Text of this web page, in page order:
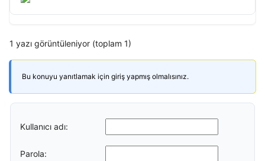
1 yazı görüntüleniyor (toplam 1)
Bu konuyu yanıtlamak için giriş yapmış olmalısınız.
Kullanıcı adı:
Parola: